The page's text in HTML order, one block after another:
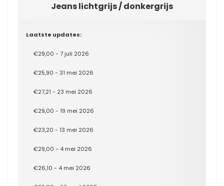
Jeans lichtgrijs / donkergrijs
Laatste updates:
€29,00 - 7 juli 2026
€25,90 - 31 mei 2026
€27,21 - 23 mei 2026
€29,00 - 19 mei 2026
€23,20 - 13 mei 2026
€29,00 - 4 mei 2026
€26,10 - 4 mei 2026